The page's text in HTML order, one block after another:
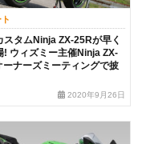
スタムNinja ZX-25Rが早く
! ウィズミー主催Ninja ZX-
ーナーズミーティングで披
2020年9月26日